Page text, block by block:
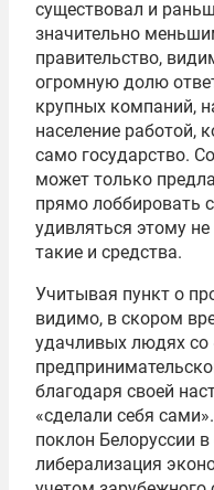
существовал и
значительно
правительство,
огромную долю
крупных компаний,
население работой,
само государство.
может только
прямо лоббировать
удивляться этому
такие и средства.
Учитывая пункт о
видимо, в скором
удачливых людях со
благодаря своей
«сделали себя
поклон Белоруссии
либерализация